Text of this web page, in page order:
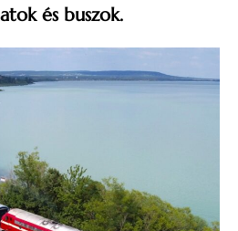
és buszok.